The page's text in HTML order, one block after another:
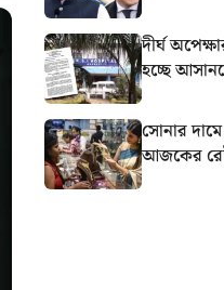
দীর্ঘ
হচ্ছে
সোনার
আজকের